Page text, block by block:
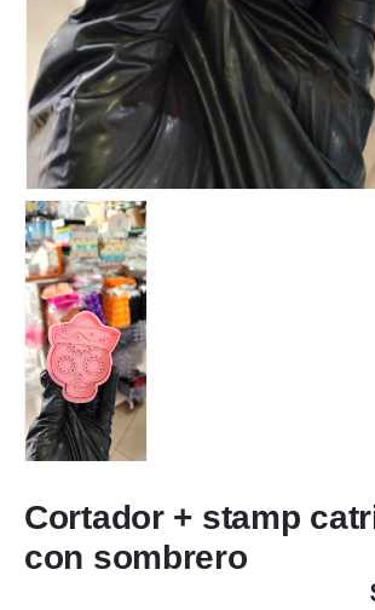
Cortador + stamp
con sombrero